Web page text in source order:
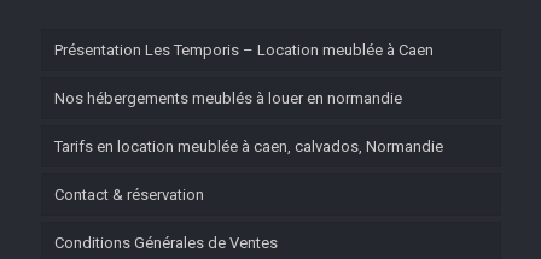
Présentation Les Temporis – Location meublée à Caen
Nos hébergements meublés à louer en normandie
Tarifs en location meublée à caen, calvados, Normandie
Contact & réservation
Conditions Générales de Ventes